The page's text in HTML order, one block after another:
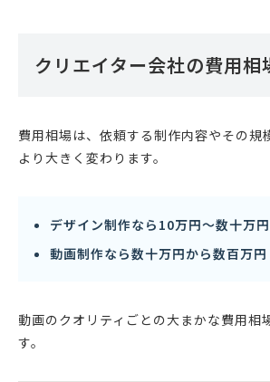
クリエイター会社の費用相
費用相場は、依頼する制作内容やその規
より大きく変わります。
デザイン制作なら10万円〜数十万円
動画制作なら数十万円から数百万円
動画のクオリティごとの大まかな費用相
す。